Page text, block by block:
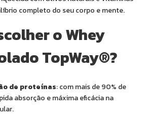
completo do seu corpo e mente.
o Whey
TopWay®?
de proteínas: com mais de 90% de
absorção e máxima eficácia na